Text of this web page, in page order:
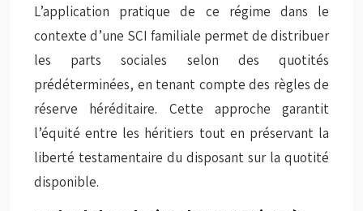
L’application pratique de ce régime dans le
contexte d’une SCI familiale permet de distribuer
les parts sociales selon des quotités
prédéterminées, en tenant compte des règles de
réserve héréditaire. Cette approche garantit
l’équité entre les héritiers tout en préservant la
liberté testamentaire du disposant sur la quotité
disponible.